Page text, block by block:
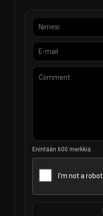
Enintään 600 merkkiä.